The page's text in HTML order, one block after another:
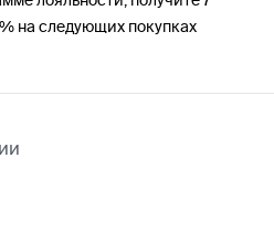
на следующих покупках